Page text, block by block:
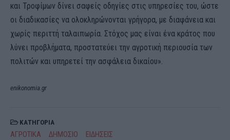
και Τροφίμων δίνει σαφείς οδηγίες στις υπηρεσίες του, ώστε
οι διαδικασίες να ολοκληρώνονται γρήγορα, με διαφάνεια και
χωρίς περιττή ταλαιπωρία. Στόχος μας είναι ένα κράτος που
λύνει προβλήματα, προστατεύει την αγροτική περιουσία των
πολιτών και υπηρετεί την ασφάλεια δικαίου».
enikonomia.gr
ΚΑΤΗΓΟΡΙΑ
ΑΓΡΟΤΙΚΑ ΔΗΜΟΣΙΟ ΕΙΔΗΣΕΙΣ